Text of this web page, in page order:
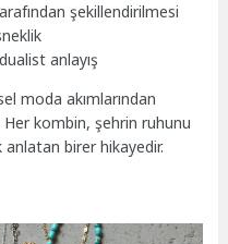
şekillendirilmesi
anlayış
moda akımlarından
Her kombin, şehrin ruhunu
birer hikayedir.